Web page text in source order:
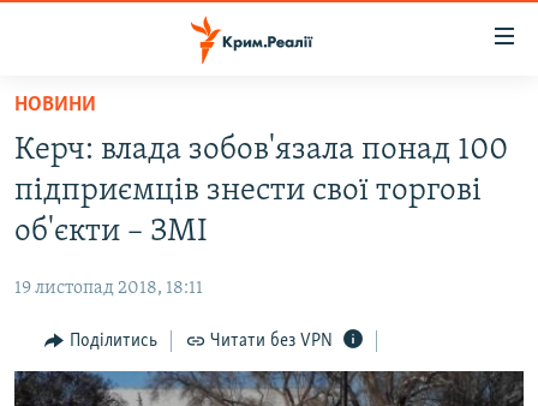
Перейти
основного
матеріалу
Перейти
до
основної
Перейти
до
пошуку
ВОДА.КРИМ
ВІДЕО ТА ФОТО
БЛОГИ
ПОГЛЯД
ІНТЕРВ'Ю
НОВИНИ
Керч: влада зобов'язала понад 100
підприємців знести свої торгові
об'єкти – ЗМІ
19 листопад 2018, 18:11
Поділитись Читати без VPN